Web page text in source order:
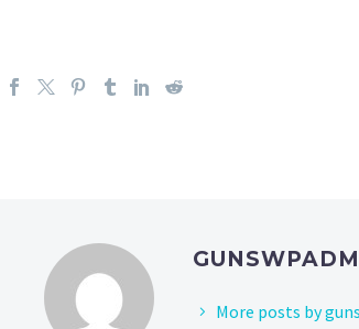
More posts by